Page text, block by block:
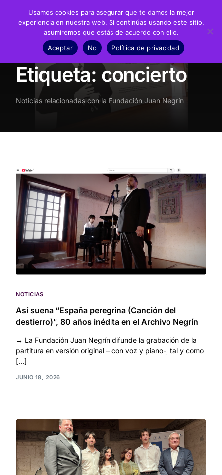
Noticias concierto
Etiqueta: concierto
Noticias relacionadas con la Fundación Juan Negrín
NOTICIAS
Así suena “España peregrina (Canción del
destierro)”, 80 años inédita en el Archivo Negrín
→ La Fundación Juan Negrín difunde la grabación de la
partitura en versión original – con voz y piano-, tal y como
[…]
JUNIO 18, 2026
Usamos cookies para asegurar que te damos la mejor
experiencia en nuestra web. Si continúas usando este sitio,
asumiremos que estás de acuerdo con ello.
Aceptar
No Política de privacidad
Fundación
Recursos
Noticias
Material didáctico